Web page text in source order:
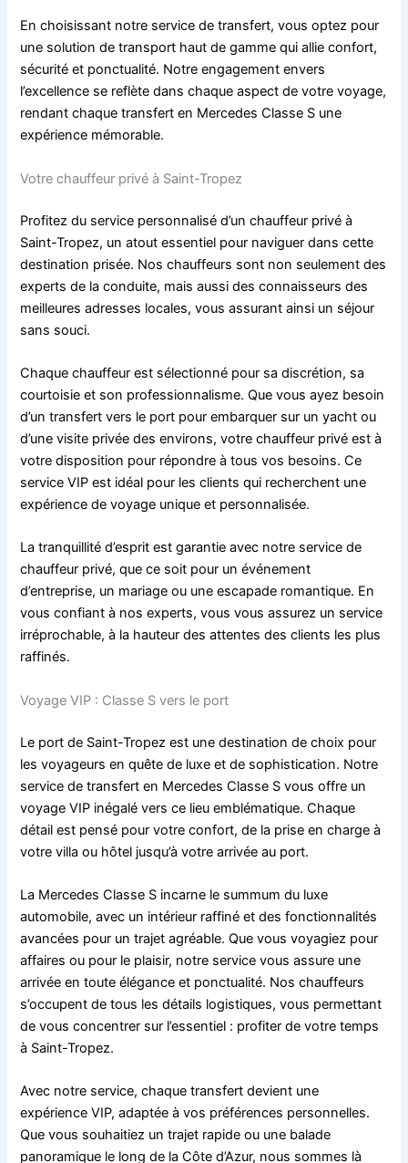
En choisissant notre service de transfert, vous optez pour
une solution de transport haut de gamme qui allie confort,
sécurité et ponctualité. Notre engagement envers
l’excellence se reflète dans chaque aspect de votre voyage,
rendant chaque transfert en Mercedes Classe S une
expérience mémorable.
Votre chauffeur privé à Saint-Tropez
Profitez du service personnalisé d’un chauffeur privé à
Saint-Tropez, un atout essentiel pour naviguer dans cette
destination prisée. Nos chauffeurs sont non seulement des
experts de la conduite, mais aussi des connaisseurs des
meilleures adresses locales, vous assurant ainsi un séjour
sans souci.
Chaque chauffeur est sélectionné pour sa discrétion, sa
courtoisie et son professionnalisme. Que vous ayez besoin
d’un transfert vers le port pour embarquer sur un yacht ou
d’une visite privée des environs, votre chauffeur privé est à
votre disposition pour répondre à tous vos besoins. Ce
service VIP est idéal pour les clients qui recherchent une
expérience de voyage unique et personnalisée.
La tranquillité d’esprit est garantie avec notre service de
chauffeur privé, que ce soit pour un événement
d’entreprise, un mariage ou une escapade romantique. En
vous confiant à nos experts, vous vous assurez un service
irréprochable, à la hauteur des attentes des clients les plus
raffinés.
Voyage VIP : Classe S vers le port
Le port de Saint-Tropez est une destination de choix pour
les voyageurs en quête de luxe et de sophistication. Notre
service de transfert en Mercedes Classe S vous offre un
voyage VIP inégalé vers ce lieu emblématique. Chaque
détail est pensé pour votre confort, de la prise en charge à
votre villa ou hôtel jusqu’à votre arrivée au port.
La Mercedes Classe S incarne le summum du luxe
automobile, avec un intérieur raffiné et des fonctionnalités
avancées pour un trajet agréable. Que vous voyagiez pour
affaires ou pour le plaisir, notre service vous assure une
arrivée en toute élégance et ponctualité. Nos chauffeurs
s’occupent de tous les détails logistiques, vous permettant
de vous concentrer sur l’essentiel : profiter de votre temps
à Saint-Tropez.
Avec notre service, chaque transfert devient une
expérience VIP, adaptée à vos préférences personnelles.
Que vous souhaitiez un trajet rapide ou une balade
panoramique le long de la Côte d’Azur, nous sommes là